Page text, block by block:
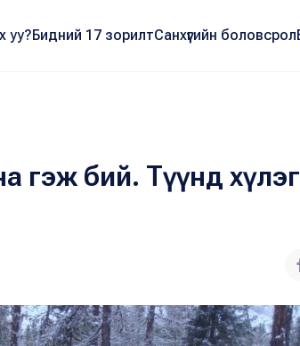
уу?Бидний 17 зорилтСанхүүгийн боловсрол
гэж бий. Түүнд